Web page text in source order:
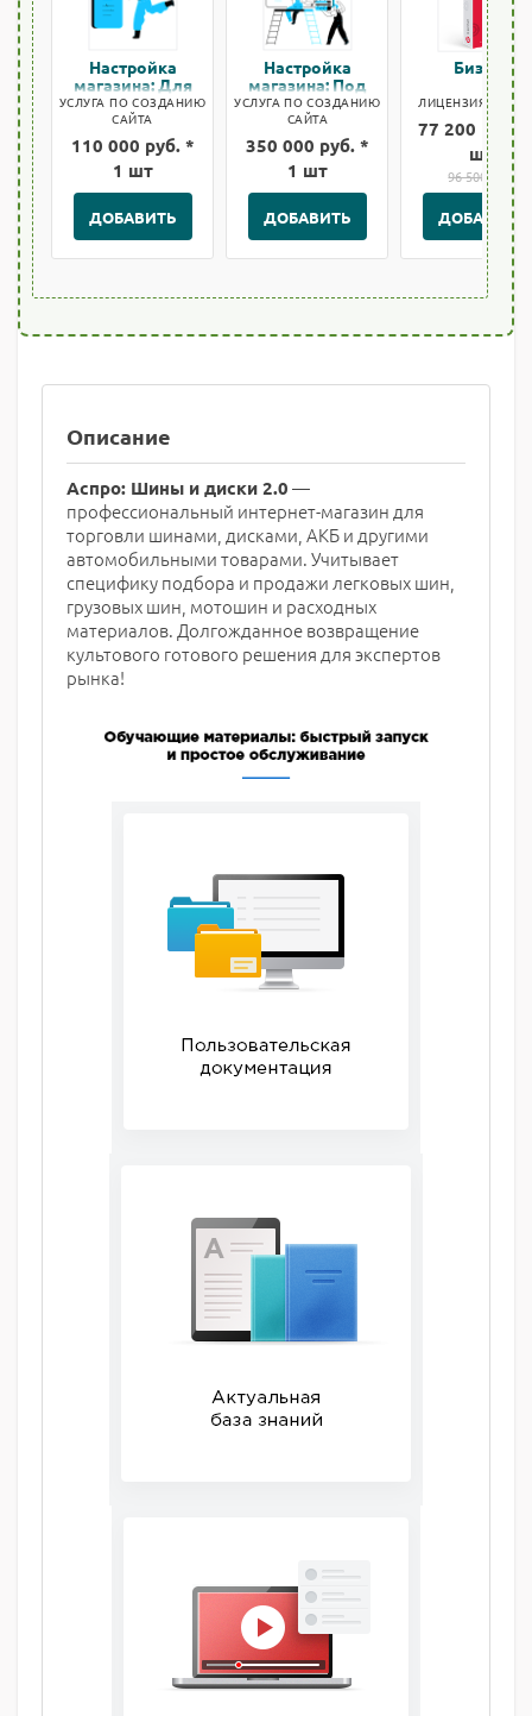
Настройка
магазина: Для
быстрого старта
УСЛУГА ПО СОЗДАНИЮ
САЙТА
110 000 руб. *
1 шт
ДОБАВИТЬ
Настройка
магазина: Под
ключ
УСЛУГА ПО СОЗДАНИЮ
САЙТА
350 000 руб. *
1 шт
ДОБАВИТЬ
Бизнес
ЛИЦЕНЗИЯ
77 200 руб.
шт
96 500 руб.
ДОБАВИТЬ
Описание
Аспро: Шины и диски 2.0 —
профессиональный интернет-магазин для
торговли шинами, дисками, АКБ и другими
автомобильными товарами. Учитывает
специфику подбора и продажи легковых шин,
грузовых шин, мотошин и расходных
материалов. Долгожданное возвращение
культового готового решения для экспертов
рынка!